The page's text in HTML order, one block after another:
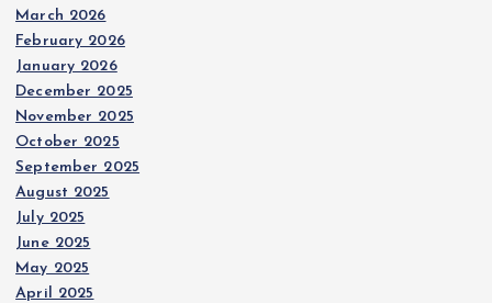
March 2026
February 2026
January 2026
December 2025
November 2025
October 2025
September 2025
August 2025
July 2025
June 2025
May 2025
April 2025